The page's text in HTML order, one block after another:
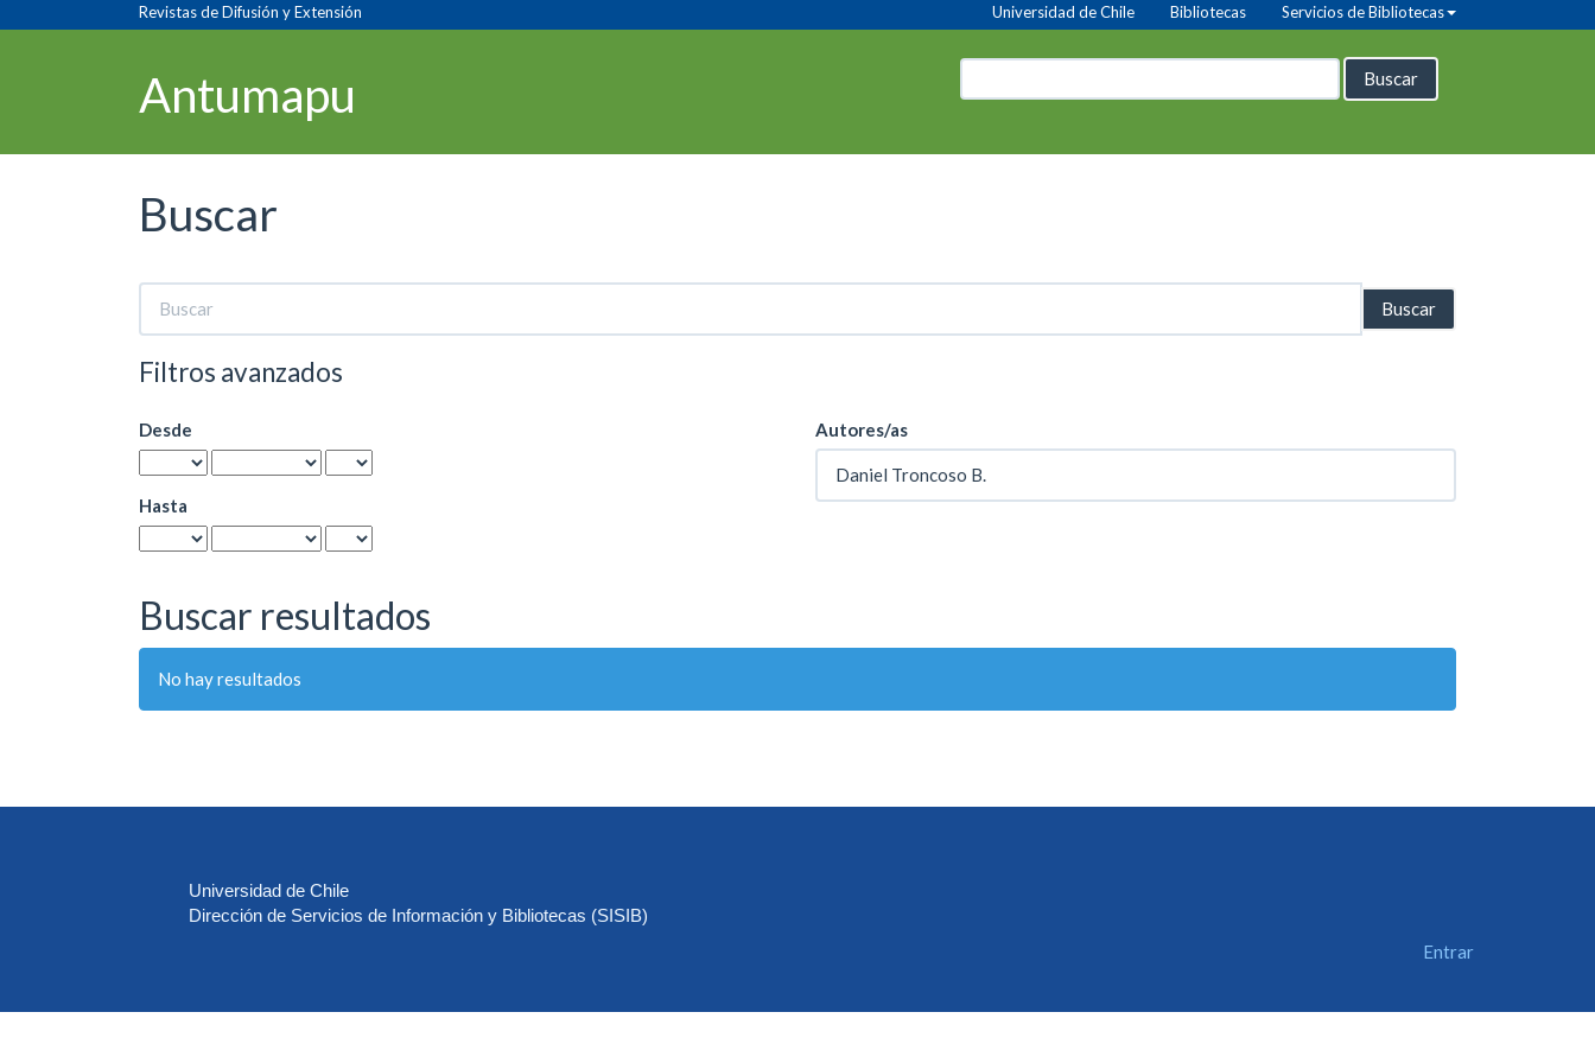
Navegación
principal
Revistas de Difusión y Extensión Universidad de Chile Bibliotecas Servicios de Bibliotecas
Antumapu Buscar
Buscar
Buscar
artículos
por
Filtros avanzados
Desde
Hasta
Autores/as
Buscar resultados
No hay resultados
Universidad de Chile
Dirección de Servicios de Información y Bibliotecas (SISIB)
Entrar